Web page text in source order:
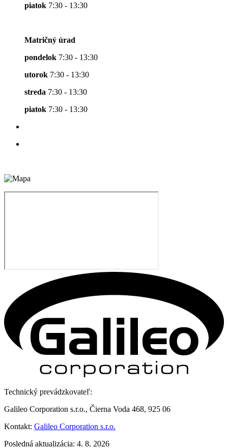
piatok 7:30 - 13:30
Matričný úrad
pondelok 7:30 - 13:30
utorok 7:30 - 13:30
streda 7:30 - 13:30
piatok 7:30 - 13:30
Technický prevádzkovateľ:
Galileo Corporation s.r.o., Čierna Voda 468, 925 06
Kontakt: Galileo Corporation s.r.o.
Posledná aktualizácia: 4. 8. 2026